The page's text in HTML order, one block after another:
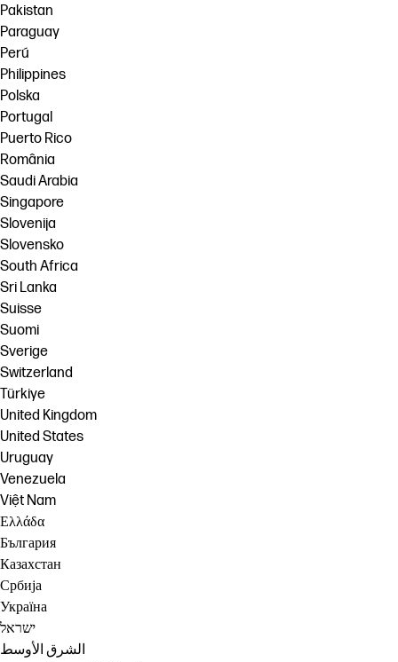
Pakistan
Paraguay
Perú
Philippines
Polska
Portugal
Puerto Rico
România
Saudi Arabia
Singapore
Slovenija
Slovensko
South Africa
Sri Lanka
Suisse
Suomi
Sverige
Switzerland
Türkiye
United Kingdom
United States
Uruguay
Venezuela
Việt Nam
Ελλάδα
България
Казахстан
Србија
Україна
ישראל
الشرق الأوسط